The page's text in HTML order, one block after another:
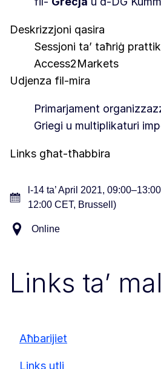
Deskrizzjoni qasira
Sessjoni ta’ taħriġ
Access2Markets
Udjenza fil-mira
Primarjament
Griegi u multiplikaturi
Links għat-tħabbira
l-14 ta’ April 2021,
12:00 CET, Brussell)
Online
Links ta’
Aħbarijiet
Links utli